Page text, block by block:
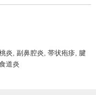
炎 副鼻腔炎 帯状疱疹 腱
道炎